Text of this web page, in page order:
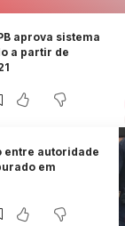
aprova sistema
a partir de
entre autoridade
em